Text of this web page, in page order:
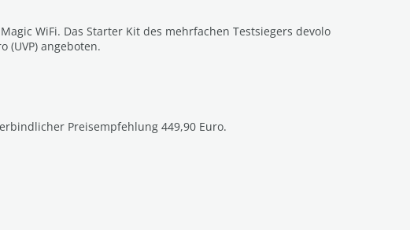
WiFi. Das Starter Kit des mehrfachen Testsiegers devolo
(UVP) angeboten.
Preisempfehlung 449,90 Euro.